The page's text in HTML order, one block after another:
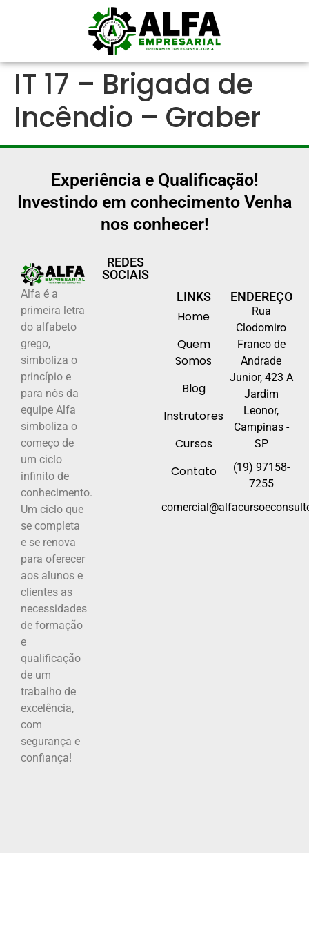
IT 17 – Brigada de
Incêndio – Graber
Experiência e Qualificação!
Investindo em conhecimento Venha
nos conhecer!
Alfa é a
primeira letra
do alfabeto
grego,
simboliza o
princípio e
para nós da
equipe Alfa
simboliza o
começo de
um ciclo
infinito de
conhecimento.
Um ciclo que
se completa
e se renova
para oferecer
aos alunos e
clientes as
necessidades
de formação
e
qualificação
de um
trabalho de
excelência,
com
segurança e
confiança!
REDES
SOCIAIS
LINKS
Home
Quem
Somos
Blog
Instrutores
Cursos
Contato
ENDEREÇO
Rua
Clodomiro
Franco de
Andrade
Junior, 423 A
Jardim
Leonor,
Campinas -
SP
(19) 97158-
7255